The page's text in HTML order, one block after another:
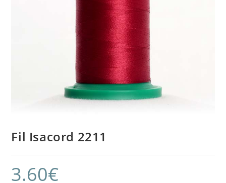
Fil Isacord 2211
3.60€